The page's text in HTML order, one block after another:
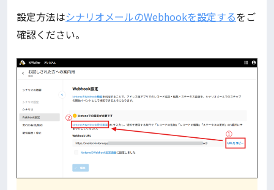
設定方法はシナリオメールのWebhookを設定するをご
確認ください。